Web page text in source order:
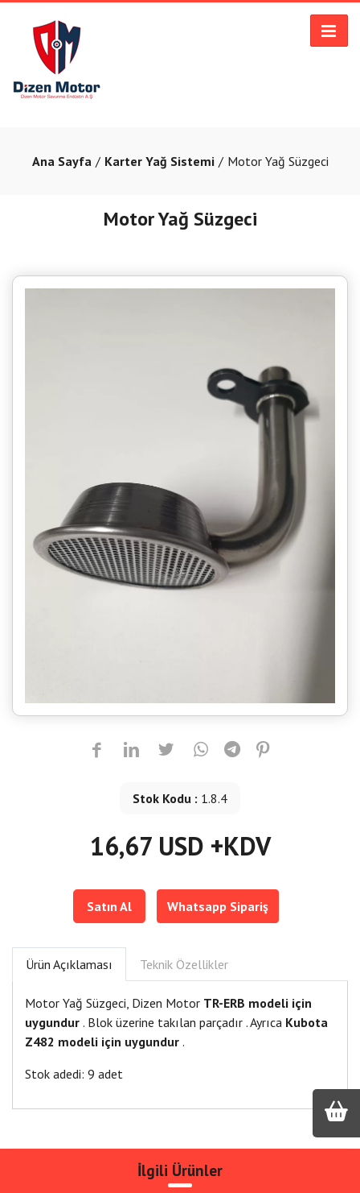
Ana Sayfa Karter Yağ Sistemi Motor Yağ Süzgeci
Motor Yağ Süzgeci
Stok Kodu : 1.8.4
16,67 USD +KDV
Satın Al Whatsapp Sipariş
Ürün Açıklaması Teknik Özellikler
Motor Yağ Süzgeci, Dizen Motor TR-ERB modeli için
uygundur . Blok üzerine takılan parçadır . Ayrıca Kubota
Z482 modeli için uygundur .
Stok adedi: 9 adet
İlgili Ürünler